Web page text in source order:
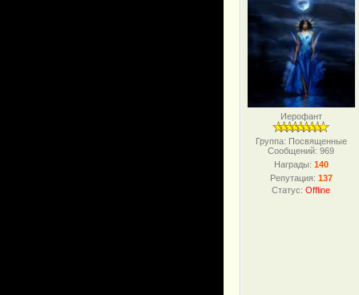
Иерофант
Группа: Посвященные
Сообщений:969
Награды: 140
Репутация: 137
Статус:Offline